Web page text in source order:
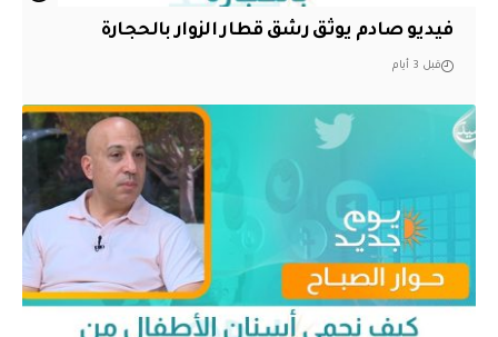
فيديو صادم يوثق رشق قطار الزوار بالحجارة
قبل 3 أيام